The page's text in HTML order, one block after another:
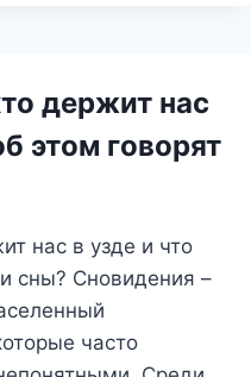
держит нас
этом говорят
нас в узде и что
сны? Сновидения –
часто